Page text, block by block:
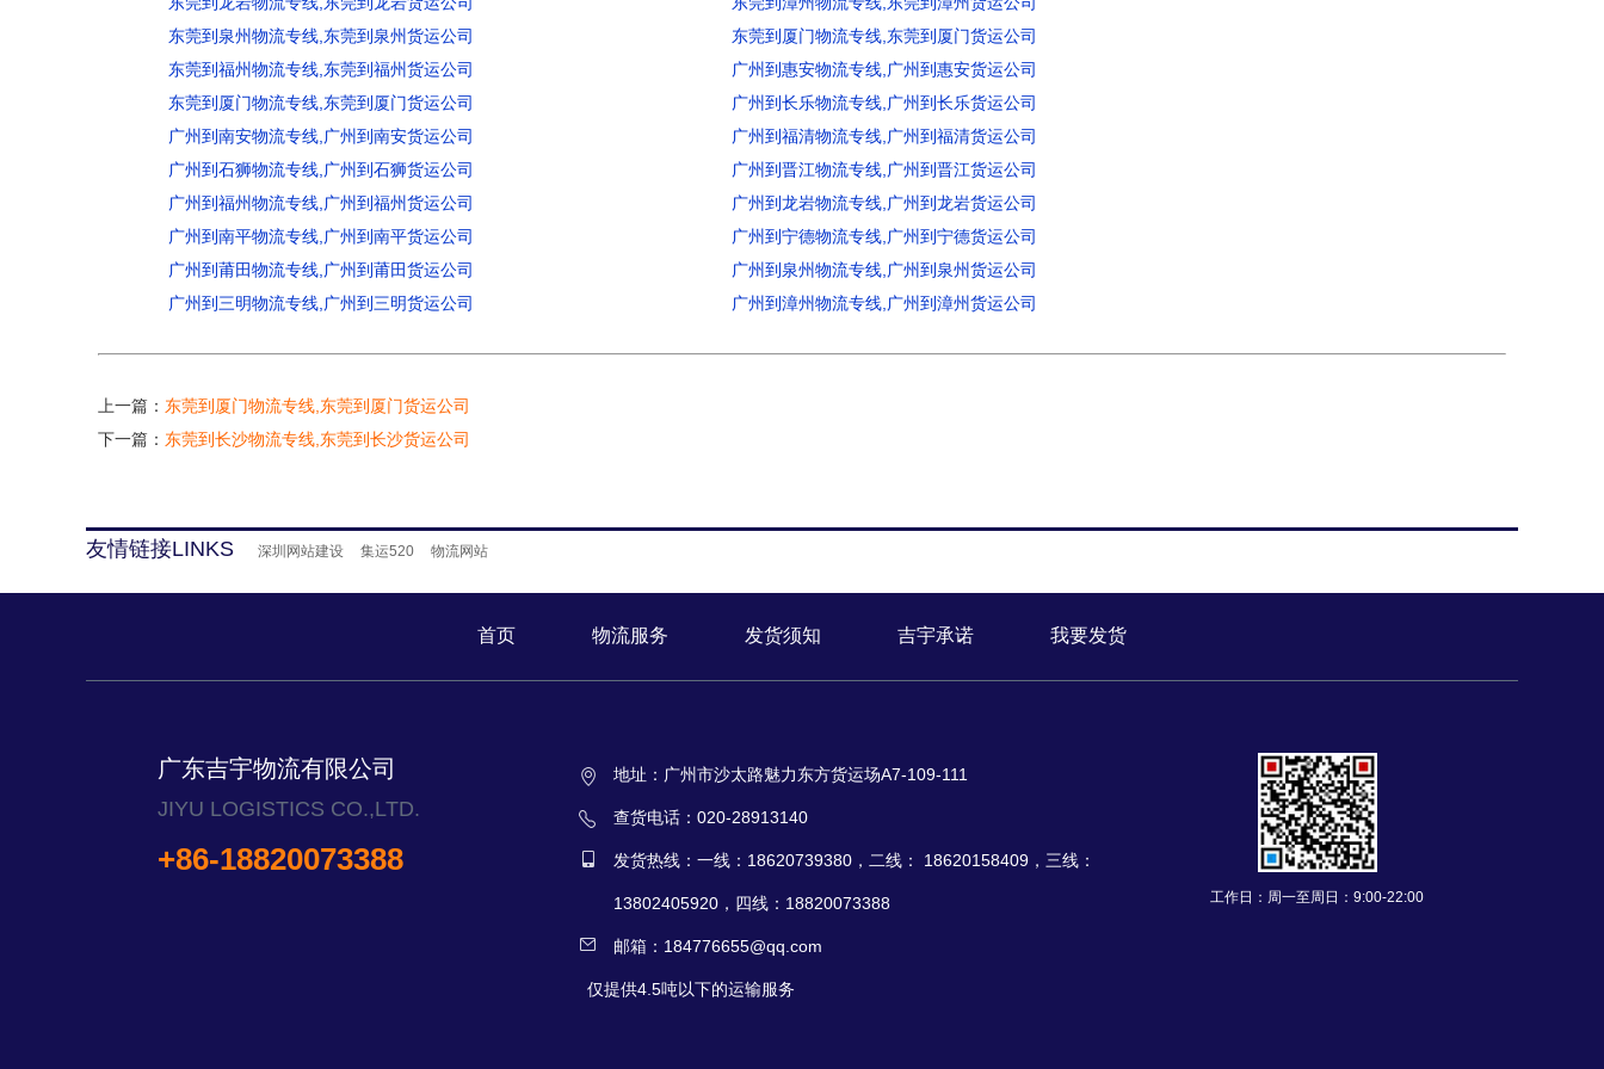
东莞到泉州物流专线,东莞到泉州货运公司
东莞到厦门物流专线,东莞到厦门货运公司
东莞到福州物流专线,东莞到福州货运公司
广州到惠安物流专线,广州到惠安货运公司
东莞到厦门物流专线,东莞到厦门货运公司
广州到长乐物流专线,广州到长乐货运公司
广州到南安物流专线,广州到南安货运公司
广州到福清物流专线,广州到福清货运公司
广州到石狮物流专线,广州到石狮货运公司
广州到晋江物流专线,广州到晋江货运公司
广州到福州物流专线,广州到福州货运公司
广州到龙岩物流专线,广州到龙岩货运公司
广州到南平物流专线,广州到南平货运公司
广州到宁德物流专线,广州到宁德货运公司
广州到莆田物流专线,广州到莆田货运公司
广州到泉州物流专线,广州到泉州货运公司
广州到三明物流专线,广州到三明货运公司
广州到漳州物流专线,广州到漳州货运公司
上一篇： 东莞到厦门物流专线,东莞到厦门货运公司
下一篇： 东莞到长沙物流专线,东莞到长沙货运公司
友情链接LINKS 深圳网站建设 集运520 物流网站
首页 物流服务 发货须知 吉宇承诺 我要发货
广东吉宇物流有限公司
JIYU LOGISTICS CO.,LTD.
+86-18820073388
地址：广州市沙太路魅力东方货运场A7-109-111
查货电话：020-28913140
发货热线：一线：18620739380，二线： 18620158409，三线：
13802405920，四线：18820073388
邮箱：184776655@qq.com
仅提供4.5吨以下的运输服务
工作日：周一至周日：9:00-22:00